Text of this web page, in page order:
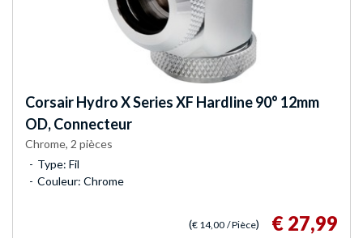
CorsairHydro X Series XF Hardline 90° 12mm
OD, Connecteur
Chrome, 2 pièces
Type: Fil
Couleur: Chrome
(€ 14,00 / Pièce) € 27,99